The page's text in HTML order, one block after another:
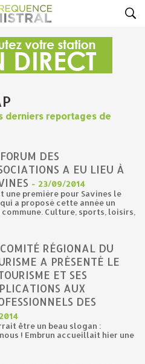
derniers reportages de
DES
A EU LIEU À
- 23/09/2014
une première pour Savines le
a proposé cette année un
Culture, sports, loisirs,
RÉGIONAL DU
A PRÉSENTÉ LE
ET SES
AUX
DES
être un beau slogan :
! Embrun accueillait hier une